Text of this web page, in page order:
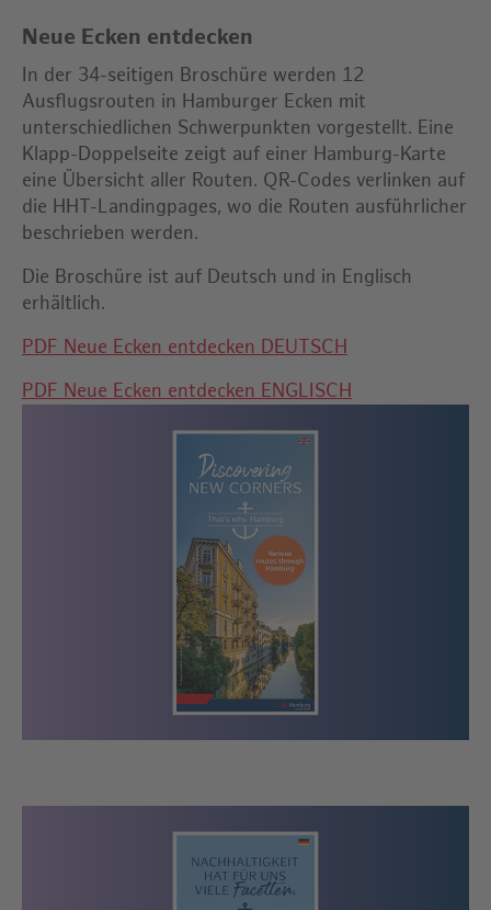
Neue Ecken entdecken
In der 34-seitigen Broschüre werden 12
Ausflugsrouten in Hamburger Ecken mit
unterschiedlichen Schwerpunkten vorgestellt. Eine
Klapp-Doppelseite zeigt auf einer Hamburg-Karte
eine Übersicht aller Routen. QR-Codes verlinken auf
die HHT-Landingpages, wo die Routen ausführlicher
beschrieben werden.
Die Broschüre ist auf Deutsch und in Englisch
erhältlich.
PDF Neue Ecken entdecken DEUTSCH
PDF Neue Ecken entdecken ENGLISCH